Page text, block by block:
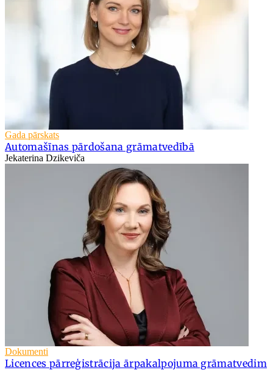
Gada pārskats
Automašīnas pārdošana grāmatvedībā
Jekaterina Dzikeviča
Dokumenti
Licences pārreģistrācija ārpakalpojuma grāmatvedim